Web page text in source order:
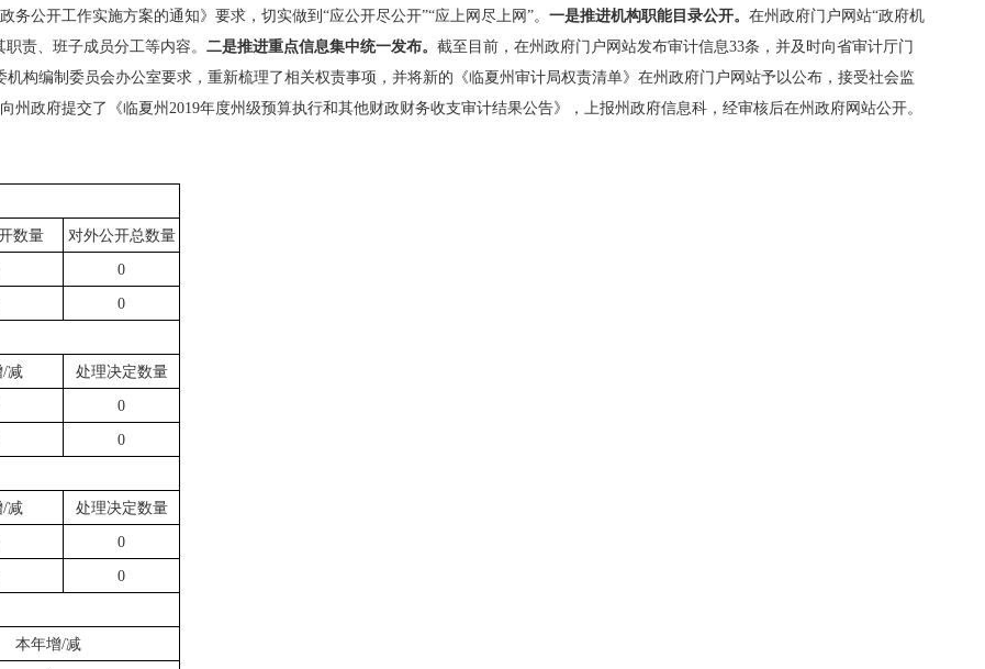
务公开工作实施方案的通知》要求，切实做到“应公开尽公开”“应上网尽上网”。 一是推进机构职能目录公开。 在州政府门户网站“政府机
责、班子成员分工等内容。 二是推进重点信息集中统一发布。 截至目前，在州政府门户网站发布审计信息33条，并及时向省审计厅门
机构编制委员会办公室要求，重新梳理了相关权责事项，并将新的《临夏州审计局权责清单》在州政府门户网站予以公布，接受社会监
州政府提交了《临夏州2019年度州级预算执行和其他财政财务收支审计结果公告》，上报州政府信息科，经审核后在州政府网站公开。
数量 对外公开总数量
0
0
/减 处理决定数量
0
0
/减 处理决定数量
0
0
本年增/减